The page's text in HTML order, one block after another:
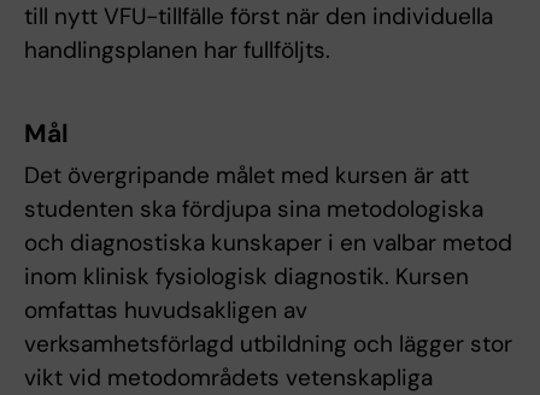
till nytt VFU-tillfälle först när den individuella
handlingsplanen har fullföljts.
Mål
Det övergripande målet med kursen är att
studenten ska fördjupa sina metodologiska
och diagnostiska kunskaper i en valbar metod
inom klinisk fysiologisk diagnostik. Kursen
omfattas huvudsakligen av
verksamhetsförlagd utbildning och lägger stor
vikt vid metodområdets vetenskapliga